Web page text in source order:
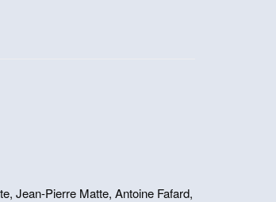
Jean-Pierre Matte, Antoine Fafard,